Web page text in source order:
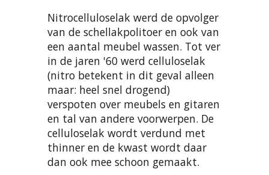
Nitrocelluloselak werd de opvolger
van de schellakpolitoer en ook van
een aantal meubel wassen. Tot ver
in de jaren '60 werd celluloselak
(nitro betekent in dit geval alleen
maar: heel snel drogend)
verspoten over meubels en gitaren
en tal van andere voorwerpen. De
celluloselak wordt verdund met
thinner en de kwast wordt daar
dan ook mee schoon gemaakt.